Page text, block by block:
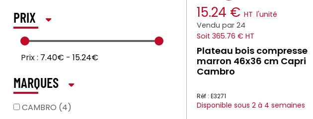
15.24 € HT l'unité
Vendu par 24
Soit 365.76 € HT
Plateau bois compresse
marron 46x36 cm Capri
Cambro
Réf : E3271
Disponible sous 2 à 4 semaines
PRIX
Prix : 7.40€ - 15.24€
MARQUES
CAMBRO (4)